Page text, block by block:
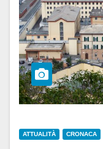
ATTUALITÀ CRONACA